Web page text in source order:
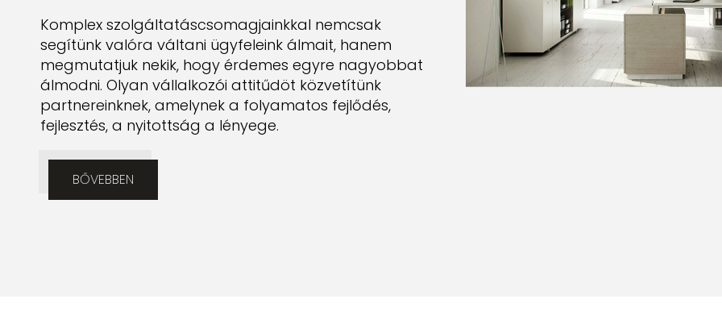
Komplex szolgáltatáscsomagjainkkal nemcsak
segítünk valóra váltani ügyfeleink álmait, hanem
megmutatjuk nekik, hogy érdemes egyre nagyobbat
álmodni. Olyan vállalkozói attitűdöt közvetítünk
partnereinknek, amelynek a folyamatos fejlődés,
fejlesztés, a nyitottság a lényege.
BŐVEBBEN